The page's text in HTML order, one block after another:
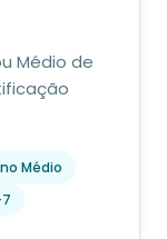
Médio de
Médio